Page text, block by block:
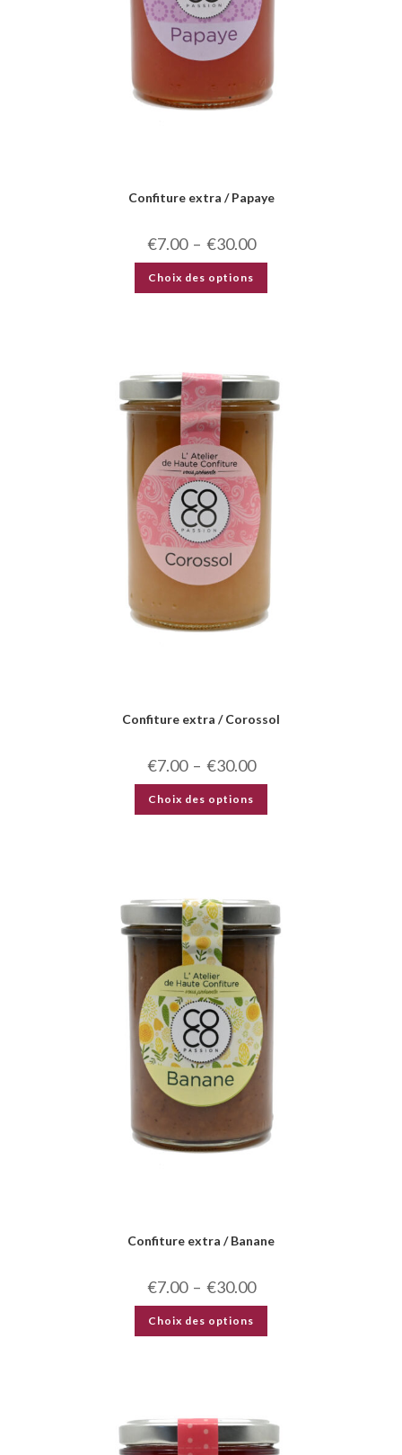
Confiture extra / Papaye
€7.00 – €30.00
Choix des options
Confiture extra / Corossol
€7.00 – €30.00
Choix des options
Confiture extra / Banane
€7.00 – €30.00
Choix des options